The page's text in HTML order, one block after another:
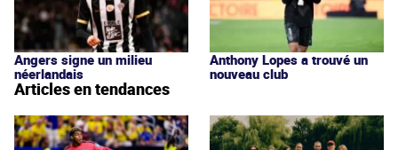
Angers signe un milieu
néerlandais
Anthony Lopes a trouvé un
nouveau club
Articles en tendances